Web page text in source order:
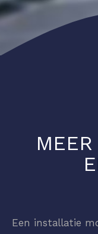
Een installatie